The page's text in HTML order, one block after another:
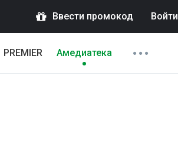
Ввести промокод Войти
PREMIER Амедиатека